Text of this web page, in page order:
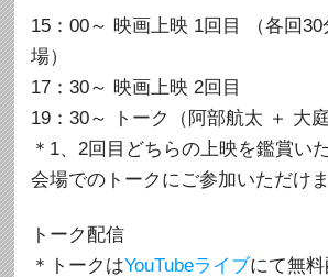
15：00～ 映画上映 1回目 （各回30
場）
17：30～ 映画上映 2回目
19：30～ トーク（阿部航太 ＋ 大
＊1、2回目どちらの上映を鑑賞い
会場でのトークにご参加いただけま
トーク配信
＊トークはYouTubeライブにて無